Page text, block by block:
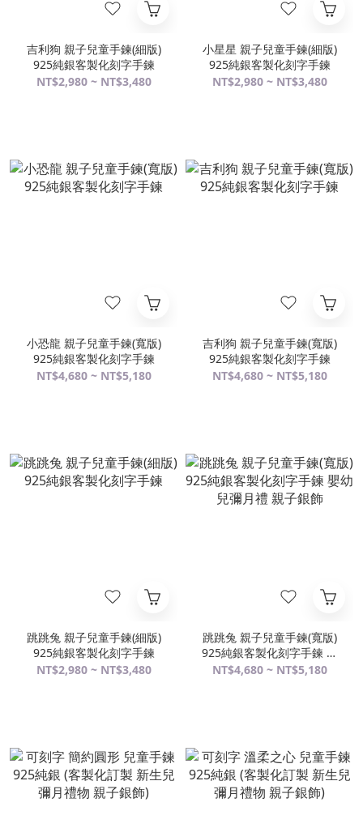
吉利狗 親子兒童手鍊(細版)
925純銀客製化刻字手鍊
NT$2,980 ~ NT$3,480
小星星 親子兒童手鍊(細版)
925純銀客製化刻字手鍊
NT$2,980 ~ NT$3,480
小恐龍 親子兒童手鍊(寬版)
925純銀客製化刻字手鍊
NT$4,680 ~ NT$5,180
吉利狗 親子兒童手鍊(寬版)
925純銀客製化刻字手鍊
NT$4,680 ~ NT$5,180
跳跳兔 親子兒童手鍊(細版)
925純銀客製化刻字手鍊
NT$2,980 ~ NT$3,480
跳跳兔 親子兒童手鍊(寬版)
925純銀客製化刻字手鍊 嬰
幼兒彌月禮 親子銀飾
NT$4,680 ~ NT$5,180